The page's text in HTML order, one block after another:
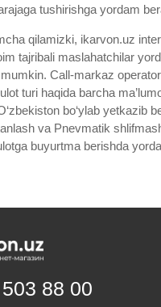
tushirishga yordam
qilamizki, ikarvon.uz
tajribali maslahatchilar
Call-markaz
turi haqida barcha
bo‘ylab yetkazib
va Pnevmatik
buyurtma berishda
88 00